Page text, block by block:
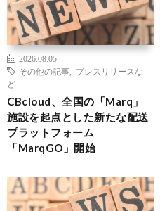
2026.08.05
その他の記事
プレスリリースな
ど
CBcloud、全国の「Marq」
施設を起点とした新たな配送
プラットフォーム
「MarqGO」開始